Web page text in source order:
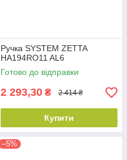
Ручка SYSTEM ZETTA
HA194RO11 AL6
Готово до відправки
2 293,30 ₴ 2 414 ₴
Купити
–5%